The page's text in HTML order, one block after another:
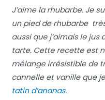
J’aime la rhubarbe. Je
un pied de rhubarbe
aussi que j’aimais le
tarte. Cette recette est
mélange irrésistible de
cannelle et vanille que
tatin d’ananas.